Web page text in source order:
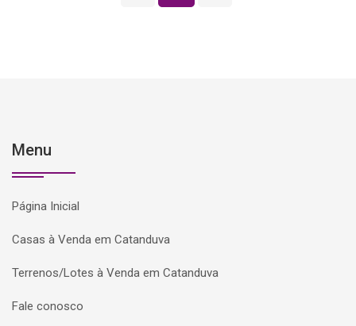
Menu
Página Inicial
Casas à Venda em Catanduva
Terrenos/Lotes à Venda em Catanduva
Fale conosco